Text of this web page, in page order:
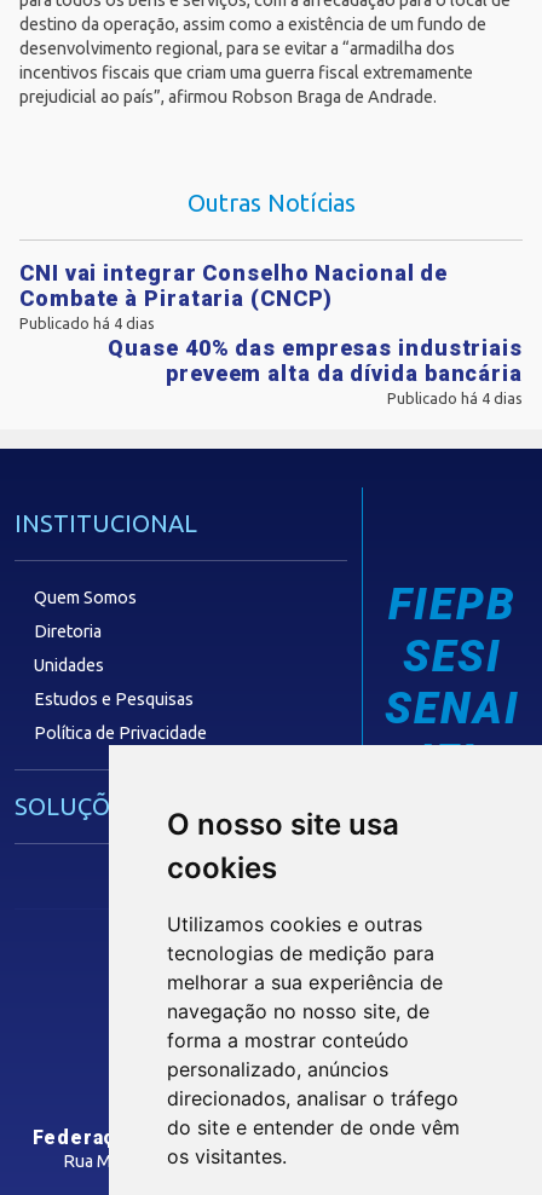
O nosso site usa
cookies
Utilizamos cookies e outras
tecnologias de medição para
melhorar a sua experiência de
navegação no nosso site, de
forma a mostrar conteúdo
personalizado, anúncios
direcionados, analisar o tráfego
do site e entender de onde vêm
os visitantes.
destino da operação, assim como a existência de um fundo de
desenvolvimento regional, para se evitar a “armadilha dos
incentivos fiscais que criam uma guerra fiscal extremamente
prejudicial ao país”, afirmou Robson Braga de Andrade.
Outras Notícias
CNI vai integrar Conselho Nacional de
Combate à Pirataria (CNCP)
Publicado há 4 dias
Quase 40% das empresas industriais
preveem alta da dívida bancária
Publicado há 4 dias
INSTITUCIONAL
Quem Somos
Diretoria
Unidades
Estudos e Pesquisas
Política de Privacidade
SOLUÇÕES E SERVIÇOS
Núcleo de Acesso ao Crédito
Centro Internacional de Negócios -
CONTRIBUIÇÃO SINDICAL
SINDICATOS FILIADOS
FIEPB
SESI
SENAI
IEL
Siga nossas Redes Sociais
INTRANET
Federação das Indústrias do Estado da Paraíba
Rua Manoel Gonçalves Guimarães, 195 - José Pinheiro